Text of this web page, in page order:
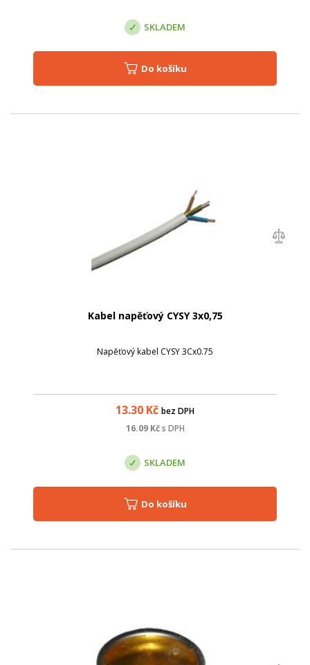
SKLADEM
Do košíku
Kabel napěťový CYSY 3x0,75
Napěťový kabel CYSY 3Cx0.75
13.30 Kč bez DPH
16.09Kč s DPH
SKLADEM
Do košíku